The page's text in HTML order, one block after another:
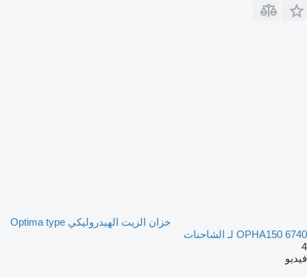
خزان الزيت الهيدروليكي Optima type
OPHA150 6740 لـ الشاحنات
4
فيديو